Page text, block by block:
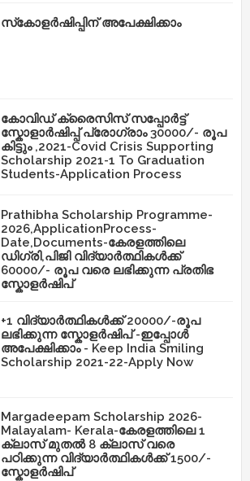
സ്‌കോളർഷിപ്പിന് അപേക്ഷിക്കാം
കോവിഡ് ക്രൈസിസ് സപ്പോർട്ട്
സ്കോളാർഷിപ്പ് പ്രോഗ്രാം 30000/- രൂപ
കിട്ടും ,2021-Covid Crisis Supporting
Scholarship 2021-1 To Graduation
Students-Application Process
Prathibha Scholarship Programme-
2026,ApplicationProcess-
Date,Documents-കേരളത്തിലെ
ഡിഗ്രി,പിജി വിദ്യാർത്ഥികൾക്ക്
60000/- രൂപ വരെ ലഭിക്കുന്ന പ്രതിഭ
സ്കോളർഷിപ്
+1 വിദ്യാർത്ഥികൾക്ക് 20000/-രൂപ
ലഭിക്കുന്ന സ്കോളർഷിപ് -ഇപ്പോൾ
അപേക്ഷിക്കാം - Keep India Smiling
Scholarship 2021-22-Apply Now
Margadeepam Scholarship 2026-
Malayalam- Kerala-കേരളത്തിലെ 1
ക്ലാസ് മുതൽ 8 ക്ലാസ് വരെ
പഠിക്കുന്ന വിദ്യാർത്ഥികൾക്ക് 1500/-
സ്കോളർഷിപ്